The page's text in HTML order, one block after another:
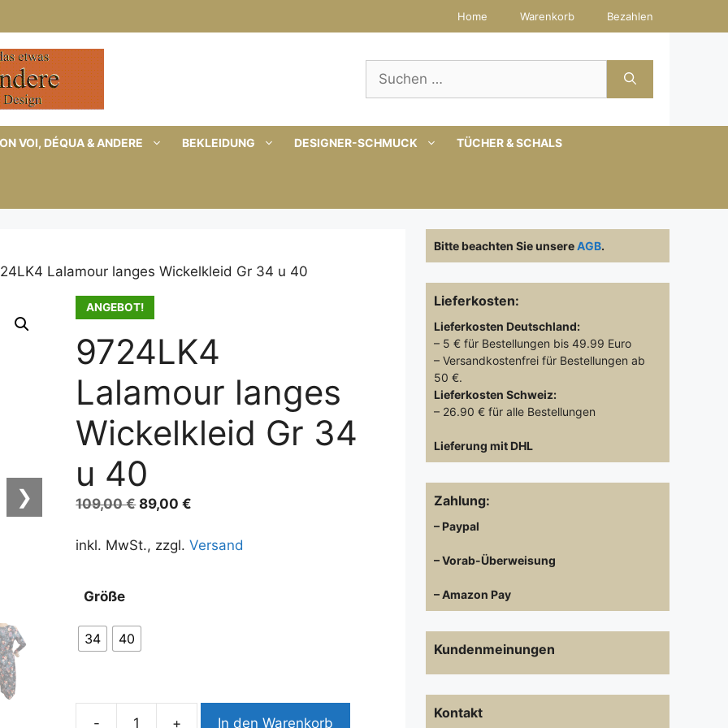
Home Warenkorb Bezahlen
Suchen
nach:
VOI, DÉQUA & ANDERE BEKLEIDUNG DESIGNER-SCHMUCK TÜCHER & SCHALS
Lalamour langes Wickelkleid Gr 34 u 40
ANGEBOT!
❯
9724LK4
Lalamour langes
Wickelkleid Gr 34
u 40
109,00€Ursprünglicher
war:
89,00€
ist:
inkl. MwSt., zzgl.Versand
Größe
34 40
- + In den Warenkorb
t
e
a
Bitte beachten Sie unsereAGB.
Lieferkosten:
Lieferkosten Deutschland:
– 5 € für Bestellungen bis 49.99 Euro
– Versandkostenfrei für Bestellungen ab
50 €.
Lieferkosten Schweiz:
– 26.90 € für alle Bestellungen
Lieferung mit DHL
Zahlung:
– Paypal
– Vorab-Überweisung
– Amazon Pay
Kundenmeinungen
Kontakt